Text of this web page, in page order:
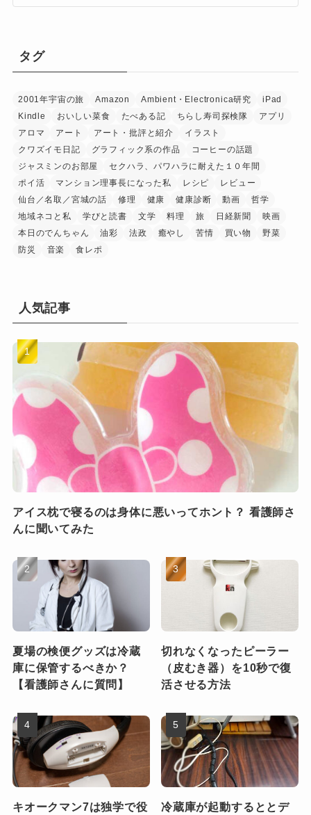
タグ
2001年宇宙の旅 Amazon Ambient・Electronica研究
iPad
Kindle
おいしい菜食 たべある記 ちらし寿司探検隊
アプリ
アロマ
アート アート・批評と紹介
イラスト
クワズイモ日記
グラフィック系の作品
コーヒーの話題
ジャスミンのお部屋
セクハラ、パワハラに耐えた１０年間
ポイ活
マンション理事長になった私 レシピ
レビュー
仙台／名取／宮城の話
修理 健康 健康診断 動画
哲学
地域ネコと私
学びと読書 文学 料理 旅 日経新聞
映画
本日のでんちゃん
油彩 法政 癒やし 苦情 買い物
野菜
防災
音楽 食レポ
人気記事
アイス枕で寝るのは身体に悪いってホント？ 看護師さ
んに聞いてみた
夏場の検便グッズは冷蔵
庫に保管するべきか？
【看護師さんに質問】
切れなくなったピーラー
（皮むき器）を10秒で復
活させる方法
キオークマン7は独学で役 冷蔵庫が起動するととデ